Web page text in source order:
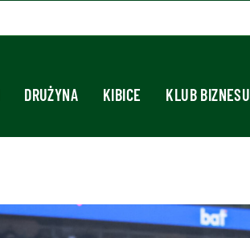
DRUŻYNA KIBICE KLUB BIZNESU